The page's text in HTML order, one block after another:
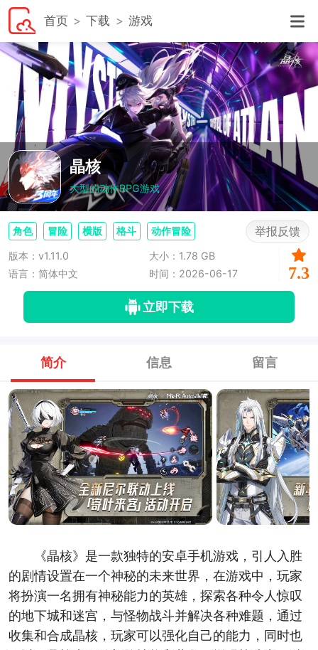
首页 下载 游戏
晶核
大型的动作RPG游戏
角色 冒险 横版 格斗 动作冒险 举报反馈
版本：v1.11.0
大小：1.78 GB
语言：简体中文
时间：2026-06-17 7.3
立即下载
简介 信息 留言
《晶核》是一款独特的安卓手机游戏，引人入胜
的剧情设置在一个神秘的未来世界，在游戏中，玩家
将扮演一名拥有神秘能力的英雄，探索各种令人惊叹
的地下城和迷宫，与怪物战斗并解决各种难题，通过
收集和合成晶核，玩家可以强化自己的能力，同时也